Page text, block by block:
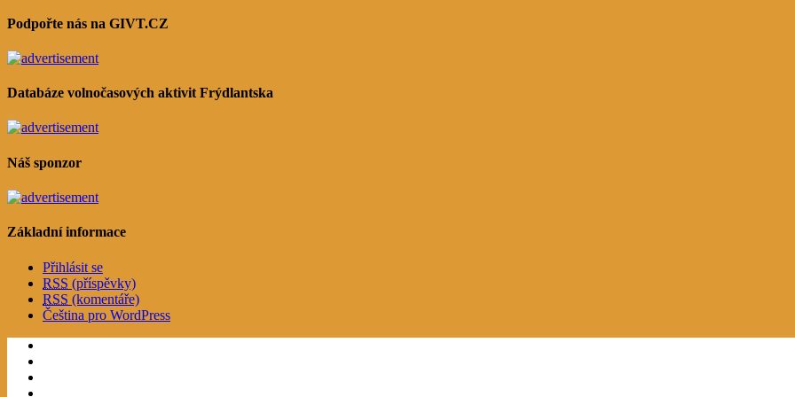
Podpořte nás na GIVT.CZ
Databáze volnočasových aktivit Frýdlantska
Náš sponzor
Základní informace
Přihlásit se
RSS (příspěvky)
RSS (komentáře)
Čeština pro WordPress